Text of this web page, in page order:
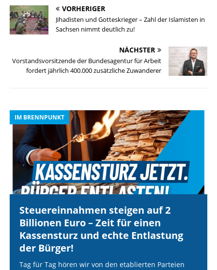
VORHERIGER
Jihadisten und Gotteskrieger – Zahl der Islamisten in
Sachsen nimmt deutlich zu!
NÄCHSTER
Vorstandsvorsitzende der Bundesagentur für Arbeit
fordert jährlich 400.000 zusätzliche Zuwanderer
IM BRENNPUNKT
Steuereinnahmen steigen auf 2
Billionen Euro – Zeit für einen
Kassensturz und echte Entlastung
der Bürger!
Tag für Tag hören wir von den etablierten Parteien